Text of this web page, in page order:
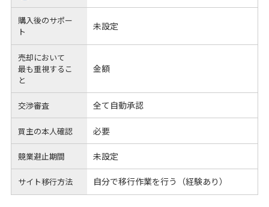
購入後のサポー
ト
未設定
売却において
最も重視するこ
と
金額
交渉審査 全て自動承認
買主の本人確認 必要
競業避止期間 未設定
サイト移行方法 自分で移行作業を行う（経験あり）